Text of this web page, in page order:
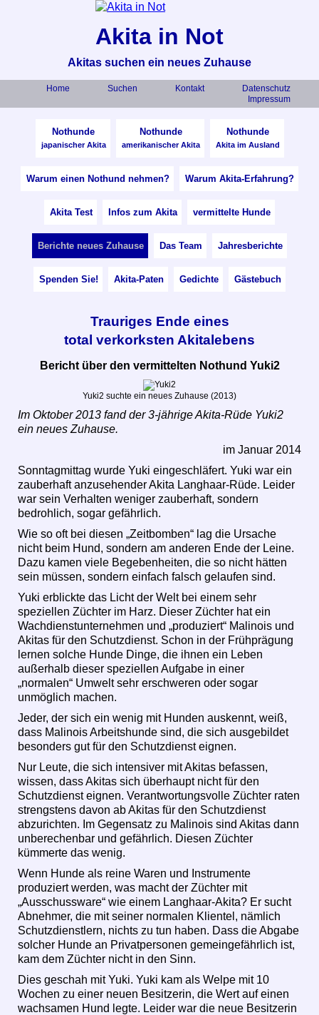
Akita in Not
Akitas suchen ein neues Zuhause
Home Suchen Kontakt
Datenschutz
Impressum
Nothunde
japanischer Akita
Nothunde
amerikanischer Akita
Nothunde
Akita im Ausland
Warum einen Nothund nehmen? Warum Akita-Erfahrung?
Akita Test Infos zum Akita vermittelte Hunde
Berichte neues Zuhause Das Team Jahresberichte
Spenden Sie! Akita-Paten Gedichte Gästebuch
Trauriges Ende eines
total verkorksten Akitalebens
Bericht über den vermittelten Nothund Yuki2
Yuki2 suchte ein neues Zuhause (2013)
Im Oktober 2013 fand der 3-jährige Akita-Rüde Yuki2
ein neues Zuhause.
im Januar 2014
Sonntagmittag wurde Yuki eingeschläfert. Yuki war ein
zauberhaft anzusehender Akita Langhaar-Rüde. Leider
war sein Verhalten weniger zauberhaft, sondern
bedrohlich, sogar gefährlich.
Wie so oft bei diesen „Zeitbomben“ lag die Ursache
nicht beim Hund, sondern am anderen Ende der Leine.
Dazu kamen viele Begebenheiten, die so nicht hätten
sein müssen, sondern einfach falsch gelaufen sind.
Yuki erblickte das Licht der Welt bei einem sehr
speziellen Züchter im Harz. Dieser Züchter hat ein
Wachdienstunternehmen und „produziert“ Malinois und
Akitas für den Schutzdienst. Schon in der Frühprägung
lernen solche Hunde Dinge, die ihnen ein Leben
außerhalb dieser speziellen Aufgabe in einer
„normalen“ Umwelt sehr erschweren oder sogar
unmöglich machen.
Jeder, der sich ein wenig mit Hunden auskennt, weiß,
dass Malinois Arbeitshunde sind, die sich ausgebildet
besonders gut für den Schutzdienst eignen.
Nur Leute, die sich intensiver mit Akitas befassen,
wissen, dass Akitas sich überhaupt nicht für den
Schutzdienst eignen. Verantwortungsvolle Züchter raten
strengstens davon ab Akitas für den Schutzdienst
abzurichten. Im Gegensatz zu Malinois sind Akitas dann
unberechenbar und gefährlich. Diesen Züchter
kümmerte das wenig.
Wenn Hunde als reine Waren und Instrumente
produziert werden, was macht der Züchter mit
„Ausschussware“ wie einem Langhaar-Akita? Er sucht
Abnehmer, die mit seiner normalen Klientel, nämlich
Schutzdienstlern, nichts zu tun haben. Dass die Abgabe
solcher Hunde an Privatpersonen gemeingefährlich ist,
kam dem Züchter nicht in den Sinn.
Dies geschah mit Yuki. Yuki kam als Welpe mit 10
Wochen zu einer neuen Besitzerin, die Wert auf einen
wachsamen Hund legte. Leider war die neue Besitzerin